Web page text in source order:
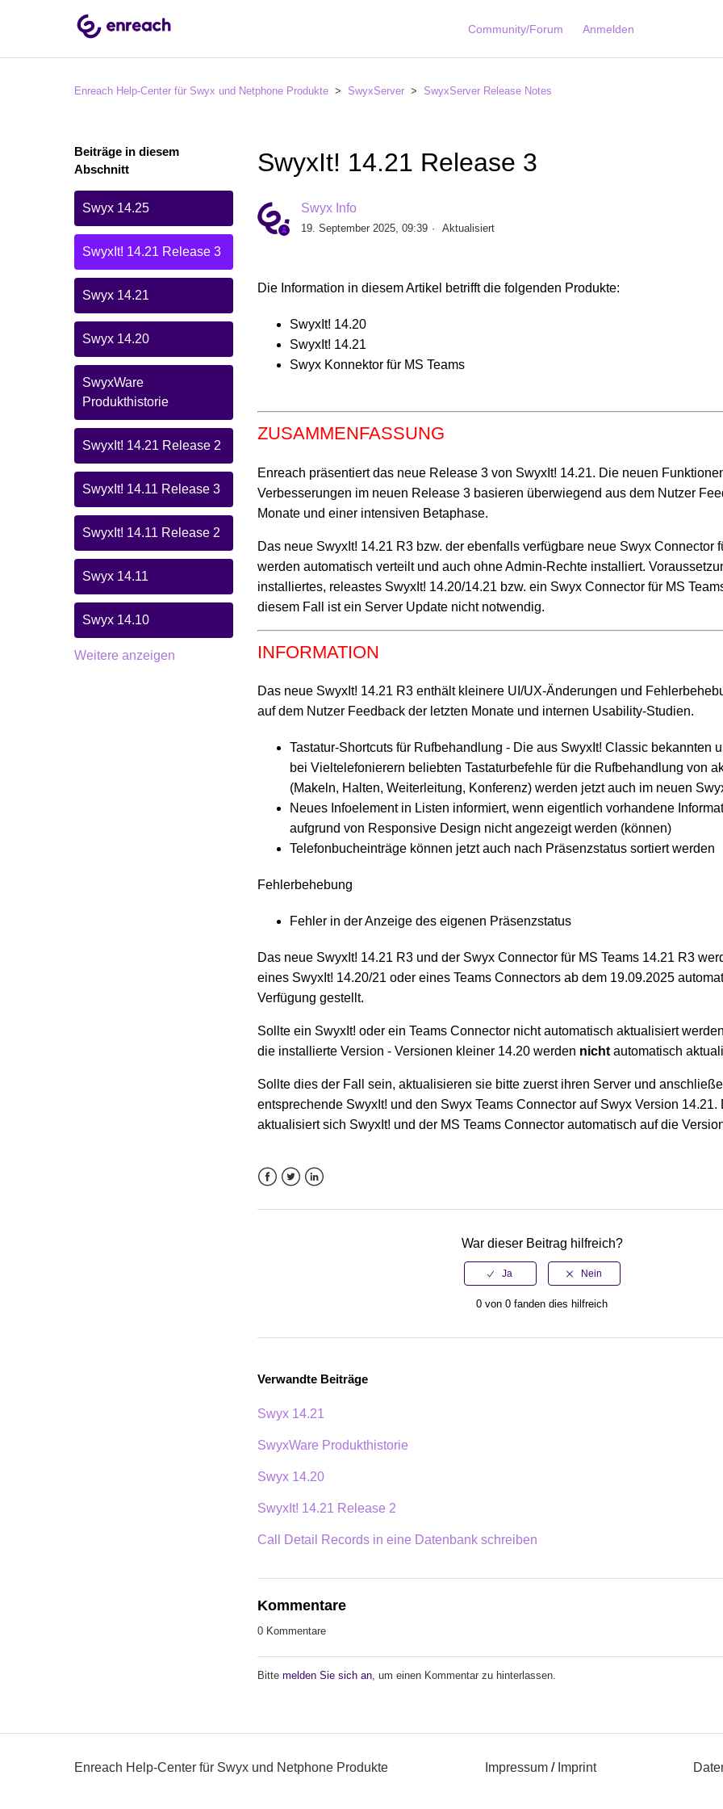
Community/Forum Anmelden
Enreach Help-Center für Swyx und Netphone Produkte SwyxServer SwyxServer Release Notes
Beiträge in diesem
Abschnitt
Swyx 14.25
SwyxIt! 14.21 Release 3
Swyx 14.21
Swyx 14.20
SwyxWare
Produkthistorie
SwyxIt! 14.21 Release 2
SwyxIt! 14.11 Release 3
SwyxIt! 14.11 Release 2
Swyx 14.11
Swyx 14.10
Weitere anzeigen
SwyxIt! 14.21 Release 3
Swyx Info
19. September 2025, 09:39 Aktualisiert
Die Information in diesem Artikel betrifft die folgenden Produkte:
SwyxIt! 14.20
SwyxIt! 14.21
Swyx Konnektor für MS Teams
ZUSAMMENFASSUNG
Enreach präsentiert das neue Release 3 von SwyxIt! 14.21. Die neuen
Verbesserungen im neuen Release 3 basieren überwiegend aus dem Nutzer
Monate und einer intensiven Betaphase.
Das neue SwyxIt! 14.21 R3 bzw. der ebenfalls verfügbare neue Swyx Connector
werden automatisch verteilt und auch ohne Admin-Rechte installiert.
installiertes, releastes SwyxIt! 14.20/14.21 bzw. ein Swyx Connector für MS
diesem Fall ist ein Server Update nicht notwendig.
INFORMATION
Das neue SwyxIt! 14.21 R3 enthält kleinere UI/UX-Änderungen und
auf dem Nutzer Feedback der letzten Monate und internen Usability-Studien.
Tastatur-Shortcuts für Rufbehandlung - Die aus SwyxIt! Classic bekannten
bei Vieltelefonierern beliebten Tastaturbefehle für die Rufbehandlung von
(Makeln, Halten, Weiterleitung, Konferenz) werden jetzt auch im neuen
Neues Infoelement in Listen informiert, wenn eigentlich vorhandene
aufgrund von Responsive Design nicht angezeigt werden (können)
Telefonbucheinträge können jetzt auch nach Präsenzstatus sortiert werden
Fehlerbehebung
Fehler in der Anzeige des eigenen Präsenzstatus
Das neue SwyxIt! 14.21 R3 und der Swyx Connector für MS Teams 14.21 R3
eines SwyxIt! 14.20/21 oder eines Teams Connectors ab dem 19.09.2025
Verfügung gestellt.
Sollte ein SwyxIt! oder ein Teams Connector nicht automatisch aktualisiert
die installierte Version - Versionen kleiner 14.20 werden nicht automatisch
Sollte dies der Fall sein, aktualisieren sie bitte zuerst ihren Server und
entsprechende SwyxIt! und den Swyx Teams Connector auf Swyx Version 14.21.
aktualisiert sich SwyxIt! und der MS Teams Connector automatisch auf die
War dieser Beitrag hilfreich?
0 von 0 fanden dies hilfreich
Verwandte Beiträge
Swyx 14.21
SwyxWare Produkthistorie
Swyx 14.20
SwyxIt! 14.21 Release 2
Call Detail Records in eine Datenbank schreiben
Kommentare
0 Kommentare
Bittemelden Sie sich an , um einen Kommentar zu hinterlassen.
Enreach Help-Center für Swyx und Netphone Produkte Impressum / Imprint